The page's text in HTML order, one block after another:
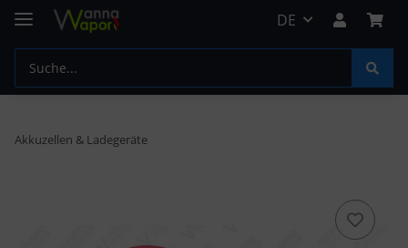
DE
Akkuzellen & Ladegeräte